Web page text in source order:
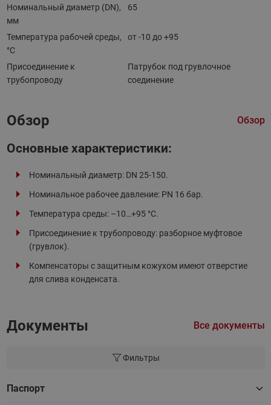
Номинальный диаметр (DN),
мм
65
Температура рабочей среды,
°С
от -10 до +95
Присоединение к
трубопроводу
Патрубок под грувлочное
соединение
Обзор Обзор
Основные характеристики:
Номинальный диаметр: DN 25-150.
Номинальное рабочее давление: PN 16 бар.
Температура среды: –10…+95 °С.
Присоединение к трубопроводу: разборное муфтовое
(грувлок).
Компенсаторы с защитным кожухом имеют отверстие
для слива конденсата.
Документы Все документы
Фильтры
Паспорт